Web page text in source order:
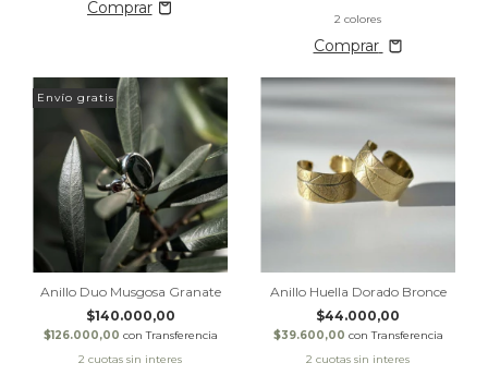
2 colores
Comprar
Envío gratis
Anillo Duo Musgosa Granate
$140.000,00
$126.000,00 con Transferencia
Anillo Huella Dorado Bronce
$44.000,00
$39.600,00 con Transferencia